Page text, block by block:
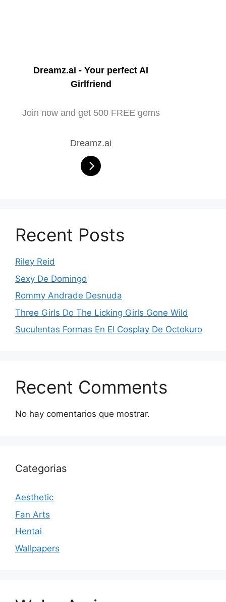
Dreamz.ai - Your perfect AI
Girlfriend
Join now and get 500 FREE gems
Dreamz.ai
Recent Posts
Riley Reid
Sexy De Domingo
Rommy Andrade Desnuda
Three Girls Do The Licking Girls Gone Wild
Suculentas Formas En El Cosplay De Octokuro
Recent Comments
No hay comentarios que mostrar.
Categorias
Aesthetic
Fan Arts
Hentai
Wallpapers